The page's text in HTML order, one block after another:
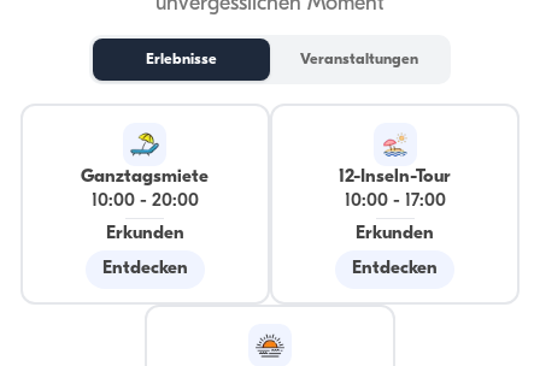
unvergesslichen Moment
Erlebnisse Veranstaltungen
Ganztagsmiete
10:00- 20:00
Erkunden
Entdecken
12-Inseln-Tour
10:00-
17:00
Erkunden
Entdecken